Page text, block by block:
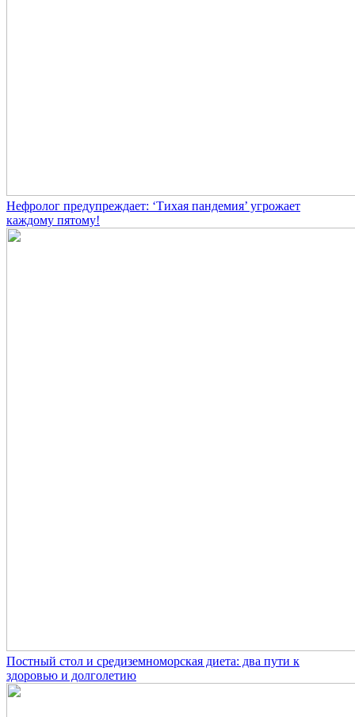
Нефролог предупреждает: ‘Тихая пандемия’ угрожает
каждому пятому!
Постный стол и средиземноморская диета: два пути к
здоровью и долголетию